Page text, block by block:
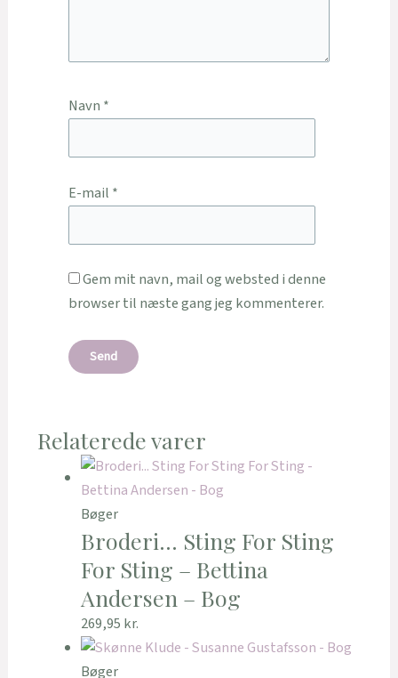
Navn *
E-mail *
Gem mit navn, mail og websted i denne
browser til næste gang jeg kommenterer.
Relaterede varer
Bøger
Broderi… Sting For Sting
For Sting – Bettina
Andersen – Bog
269,95 kr.
Bøger